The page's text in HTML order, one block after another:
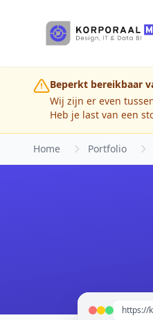
Beperkt bereikbaar
Wij zijn er even
Heb je last van een
Home Portfolio
https://